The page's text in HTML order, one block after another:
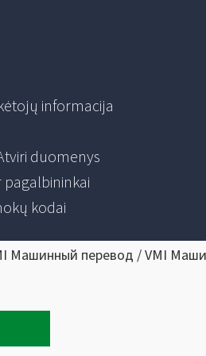
informacija
duomenys
pagalbininkai
kodai
Машинный перевод / VMI